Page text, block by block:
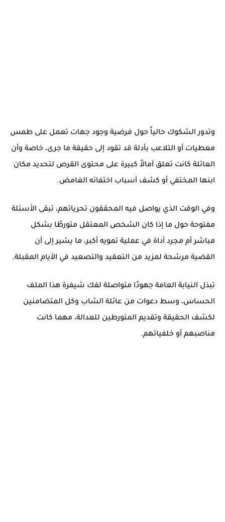
وتدور الشكوك حالياً حول فرضية وجود جهات تعمل على طمس
معطيات أو التلاعب بأدلة قد تقود إلى حقيقة ما جرى، خاصة وأن
العائلة كانت تعلق آمالاً كبيرة على محتوى القرص لتحديد مكان
ابنها المختفي أو كشف أسباب اختفائه الغامض.
وفي الوقت الذي يواصل فيه المحققون تحرياتهم، تبقى الأسئلة
مفتوحة حول ما إذا كان الشخص المعتقل متورطًا بشكل
مباشر أم مجرد أداة في عملية تمويه أكبر، ما يشير إلى أن
القضية مرشحة لمزيد من التعقيد والتصعيد في الأيام المقبلة.
تبذل النيابة العامة جهودًا متواصلة لفك شيفرة هذا الملف
الحساس، وسط دعوات من عائلة الشاب وكل المتضامنين
لكشف الحقيقة وتقديم المتورطين للعدالة، مهما كانت
مناصبهم أو خلفياتهم.